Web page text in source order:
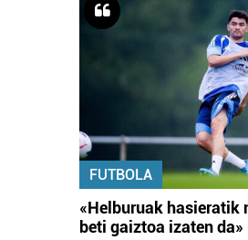
FUTBOLA
«Helburuak hasieratik
beti gaiztoa izaten da»